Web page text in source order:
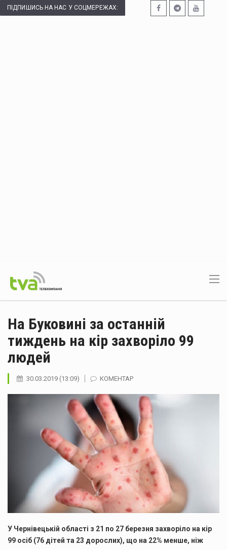
ПІДПИШИСЬ НА НАС У СОЦМЕРЕЖАХ:
На Буковині за останній
тиждень на кір захворіло 99
людей
30.03.2019 (13:09) КОМЕНТАР
У Чернівецькій області з 21 по 27 березня захворіло на кір
99 осіб (76 дітей та 23 дорослих), що на 22% менше, ніж